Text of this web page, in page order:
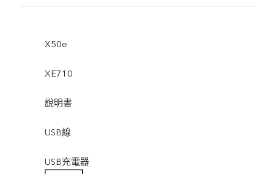
X50e
XE710
說明書
USB線
USB充電器